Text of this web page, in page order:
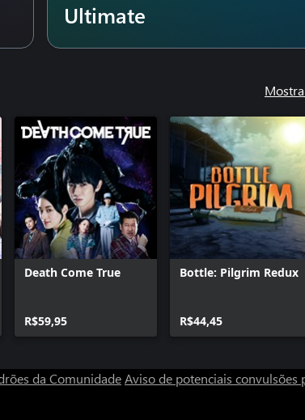
Ultimate
Death Come True
R$59,95
Bottle: Pilgrim Redux
R$44,45
da ComunidadeAviso de potenciais